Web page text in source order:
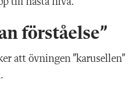
förståelse”
att övningen ”karusellen”